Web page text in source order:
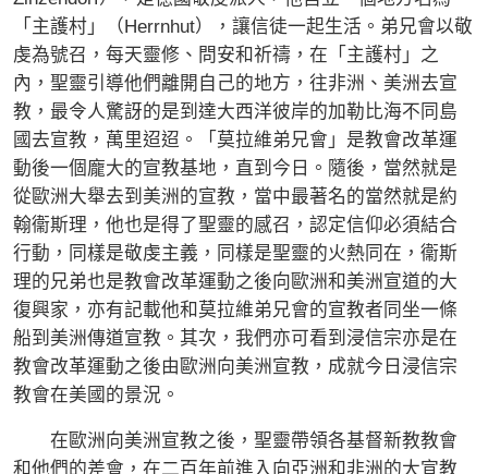
「主護村」（Herrnhut），讓信徒一起生活。弟兄會以敬
虔為號召，每天靈修、問安和祈禱，在「主護村」之
內，聖靈引導他們離開自己的地方，往非洲、美洲去宣
教，最令人驚訝的是到達大西洋彼岸的加勒比海不同島
國去宣教，萬里迢迢。「莫拉維弟兄會」是教會改革運
動後一個龐大的宣教基地，直到今日。隨後，當然就是
從歐洲大舉去到美洲的宣教，當中最著名的當然就是約
翰衞斯理，他也是得了聖靈的感召，認定信仰必須結合
行動，同樣是敬虔主義，同樣是聖靈的火熱同在，衞斯
理的兄弟也是教會改革運動之後向歐洲和美洲宣道的大
復興家，亦有記載他和莫拉維弟兄會的宣教者同坐一條
船到美洲傳道宣教。其次，我們亦可看到浸信宗亦是在
教會改革運動之後由歐洲向美洲宣教，成就今日浸信宗
教會在美國的景況。
在歐洲向美洲宣教之後，聖靈帶領各基督新教教會
和他們的差會，在二百年前進入向亞洲和非洲的大宣教